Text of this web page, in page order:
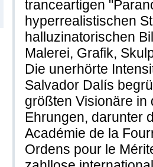
tranceartigen
hyperrealistischen
halluzinatorischen
Malerei, Grafik,
Die unerhörte
Salvador Dalís
größten Visionäre in
Ehrungen, darunter
Académie de la
Ordens pour le